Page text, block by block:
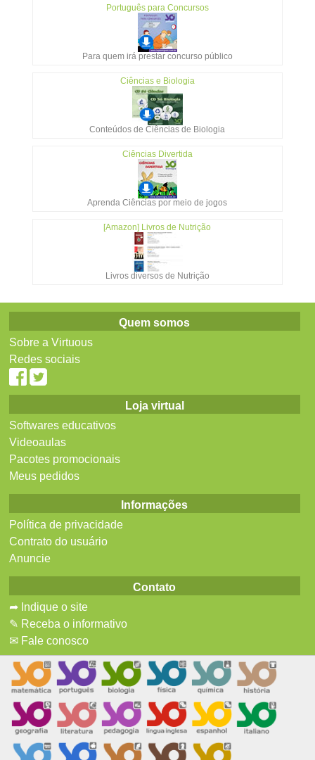
Português para Concursos
Para quem irá prestar concurso público
Ciências e Biologia
Conteúdos de Ciências de Biologia
Ciências Divertida
Aprenda Ciências por meio de jogos
[Amazon] Livros de Nutrição
Livros diversos de Nutrição
Quem somos
Sobre a Virtuous
Redes sociais
Loja virtual
Softwares educativos
Videoaulas
Pacotes promocionais
Meus pedidos
Informações
Política de privacidade
Contrato do usuário
Anuncie
Contato
➦ Indique o site
✎ Receba o informativo
✉ Fale conosco